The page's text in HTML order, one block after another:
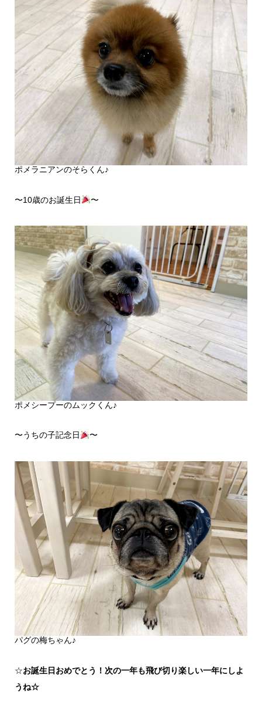
ポメラニアンのそらくん♪
〜10歳のお誕生日 〜
ポメシープーのムックくん♪
〜うちの子記念日 〜
パグの梅ちゃん♪
☆お誕生日おめでとう！次の一年も飛び切り楽しい一年にしよ
うね☆